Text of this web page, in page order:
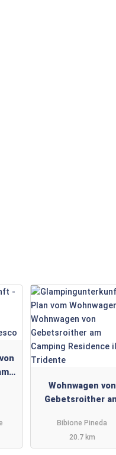
Wohnwagen von
Gebetsroither
Tridente
Bibione Pineda
20.7 km